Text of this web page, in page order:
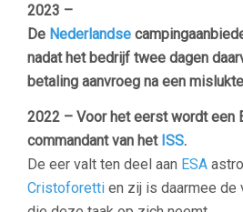
2023 –
De Nederlandse
nadat het bedrijf twee dagen
betaling aanvroeg na een
2022 – Voor het eerst wordt een
commandant van het ISS.
De eer valt ten deel aan ESA
Cristoforetti en zij is daarmee de